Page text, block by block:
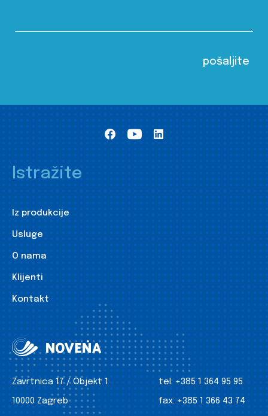
Istražite
Iz produkcije
Usluge
O nama
Klijenti
Kontakt
Zavrtnica 17 / Objekt 1
10000 Zagreb
tel: +385 1 364 95 95
fax: +385 1 366 43 74